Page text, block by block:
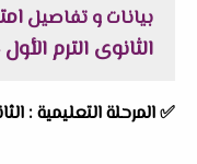
بيانات و تفاصيل
الثانوى الترم الأول 2024 إدارة الخارجة التعليمية
✅المرحلة التعليمية :